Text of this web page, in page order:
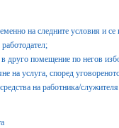
на следните условия и
друго помещение по негов
на услуга, според
на работника/